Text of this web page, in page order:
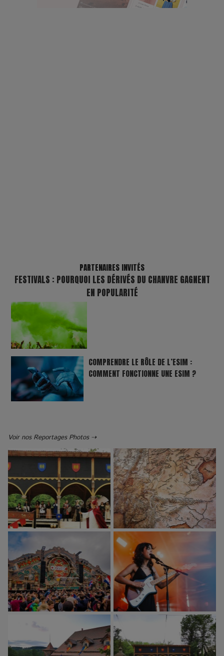
PARTENAIRES INVITÉS
FESTIVALS : POURQUOI LES DÉRIVÉS DU CHANVRE GAGNENT
EN POPULARITÉ
COMPRENDRE LE RÔLE DE L’ESIM :
COMMENT FONCTIONNE UNE ESIM ?
Voir nos Reportages Photos ⇢